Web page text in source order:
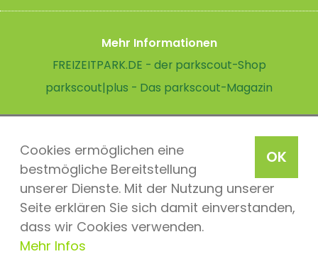
OK
Cookies ermöglichen eine
bestmögliche Bereitstellung
unserer Dienste. Mit der Nutzung unserer
Seite erklären Sie sich damit einverstanden,
dass wir Cookies verwenden.
Mehr Infos
Mehr Informationen
FREIZEITPARK.DE - der parkscout-Shop
parkscout|plus - Das parkscout-Magazin
parkscout.de 2026, ein Produkt der Parkteam AG